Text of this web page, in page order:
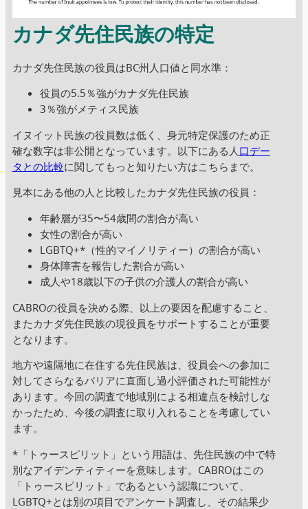
カナダ先住民族の特定
カナダ先住民族の役員はBC州人口値と同水準：
役員の5.5％強がカナダ先住民族
3％強がメティス民族
イヌイット民族の役員数は低く、身元特定保護のため正
確な数字は非公開となっています。以下にある人 口デー
タとの比較に関してもっと知りたい方はこちらまで。
見本にある他の人と比較したカナダ先住民族の役員：
年齢層が35〜54歳間の割合が高い
女性の割合が高い
LGBTQ+*（性的マイノリティー）の割合が高い
身体障害を報告した割合が高い
成人や18歳以下の子供の介護人の割合が高い
CABROの役員を決める際、以上の要因を配慮すること、
またカナダ先住民族の現役員をサポートすることが重要
となります。
地方や遠隔地に在住する先住民族は、役員会への参加に
対してさらなるバリアに直面し過小評価された可能性が
あります。今回の調査で地域別による相違点を検討しな
かったため、今後の調査に取り入れることを考慮してい
ます。
*「トゥースピリット」という用語は、先住民族の中で特
別なアイデンティティーを意味します。CABROはこの
「トゥースピリット」であるという認識について、
LGBTQ+とは別の項目でアンケート調査し、その結果少